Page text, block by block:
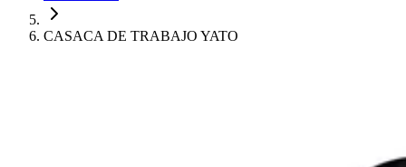
CASACA DE TRABAJO YATO